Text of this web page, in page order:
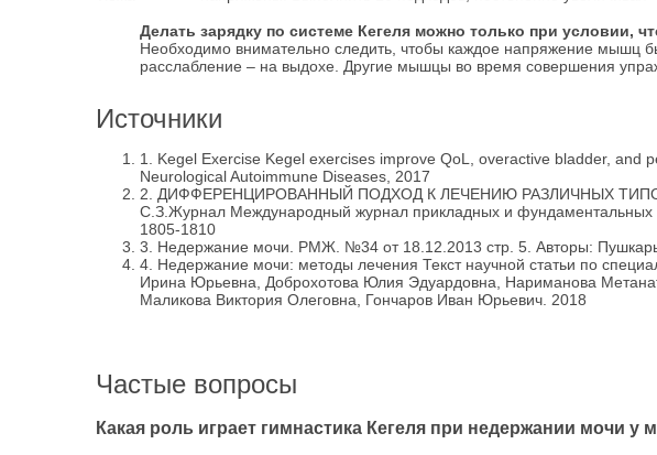
Делать зарядку по системе Кегеля можно только при условии,
Необходимо внимательно следить, чтобы каждое напряжение мышц
расслабление – на выдохе. Другие мышцы во время совершения
Источники
1. Kegel Exercise Kegel exercises improve QoL, overactive bladder, and
Neurological Autoimmune Diseases, 2017
2. ДИФФЕРЕНЦИРОВАННЫЙ ПОДХОД К ЛЕЧЕНИЮ РАЗЛИЧНЫХ
С.З.Журнал Международный журнал прикладных и фундаментальных
1805-1810
3. Недержание мочи. РМЖ. №34 от 18.12.2013 стр. 5. Авторы:
4. Недержание мочи: методы лечения Текст научной статьи по
Ирина Юрьевна, Доброхотова Юлия Эдуардовна, Нариманова
Маликова Виктория Олеговна, Гончаров Иван Юрьевич. 2018
Частые вопросы
Какая роль играет гимнастика Кегеля при недержании мочи у